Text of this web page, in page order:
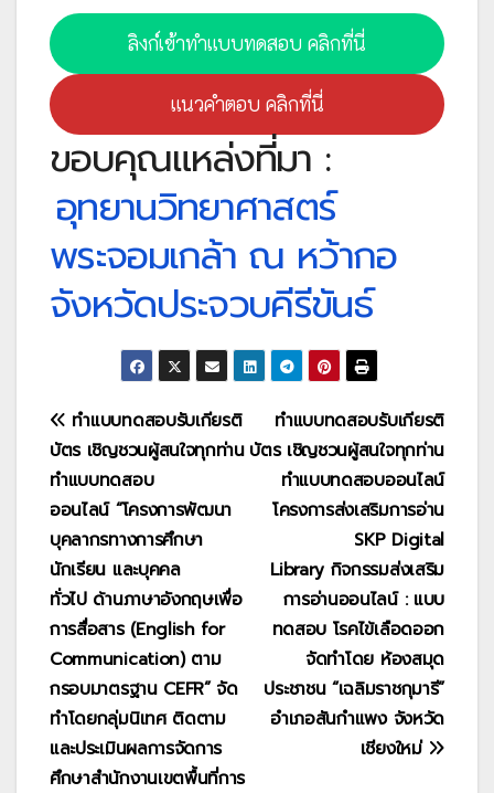
ลิงก์เข้าทำแบบทดสอบ คลิกที่นี่
แนวคำตอบ คลิกที่นี่
ขอบคุณแหล่งที่มา :
อุทยานวิทยาศาสตร์
พระจอมเกล้า ณ หว้ากอ
จังหวัดประจวบคีรีขันธ์
แนะแนว
เรื่อง
ทำแบบทดสอบรับเกียรติ
บัตร เชิญชวนผู้สนใจทุกท่าน
ทำแบบทดสอบออนไลน์
โครงการส่งเสริมการอ่าน
SKP Digital
Library กิจกรรมส่งเสริม
การอ่านออนไลน์ : แบบ
ทดสอบ โรคไข้เลือดออก
จัดทำโดย ห้องสมุด
ประชาชน “เฉลิมราชกุมารี”
อำเภอสันกำแพง จังหวัด
เชียงใหม่
ทำแบบทดสอบรับเกียรติ
บัตร เชิญชวนผู้สนใจทุกท่าน
ทำแบบทดสอบ
ออนไลน์ “โครงการพัฒนา
บุคลากรทางการศึกษา
นักเรียน และบุคคล
ทั่วไป ด้านภาษาอังกฤษเพื่อ
การสื่อสาร (English for
Communication) ตาม
กรอบมาตรฐาน CEFR” จัด
ทำโดยกลุ่มนิเทศ ติดตาม
และประเมินผลการจัดการ
ศึกษาสำนักงานเขตพื้นที่การ